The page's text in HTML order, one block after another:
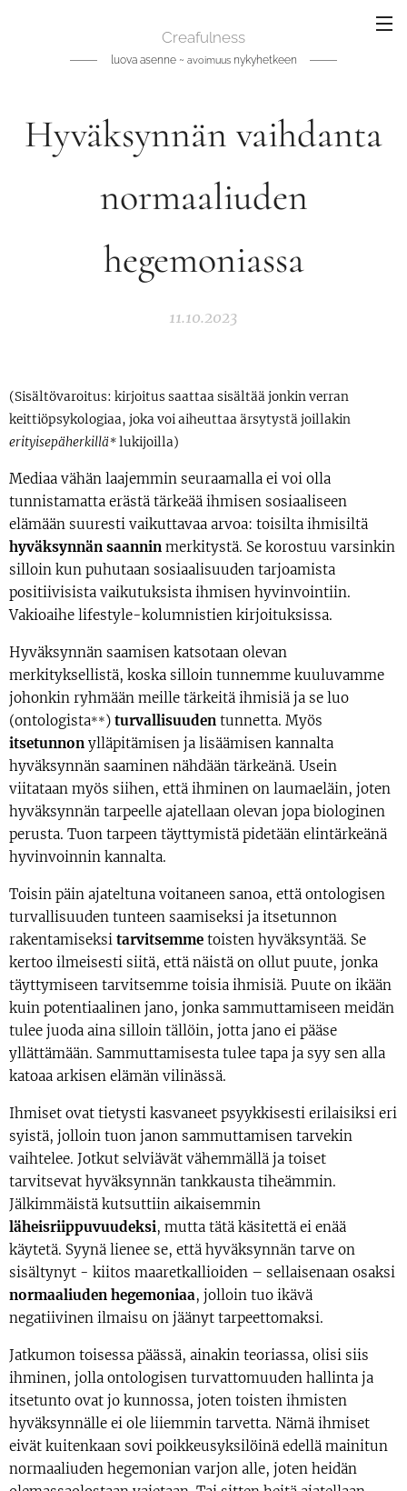
Creafulness
luova asenne ~ avoimuusnykyhetkeen
Hyväksynnän vaihdanta
normaaliuden
hegemoniassa
11.10.2023
(Sisältövaroitus: kirjoitus saattaa sisältää jonkin verran
keittiöpsykologiaa, joka voi aiheuttaa ärsytystä joillakin
erityisepäherkillä* lukijoilla)
Mediaa vähän laajemmin seuraamalla ei voi olla
tunnistamatta erästä tärkeää ihmisen sosiaaliseen
elämään suuresti vaikuttavaa arvoa: toisilta ihmisiltä
hyväksynnän saannin merkitystä. Se korostuu varsinkin
silloin kun puhutaan sosiaalisuuden tarjoamista
positiivisista vaikutuksista ihmisen hyvinvointiin.
Vakioaihe lifestyle-kolumnistien kirjoituksissa.
Hyväksynnän saamisen katsotaan olevan
merkityksellistä, koska silloin tunnemme kuuluvamme
johonkin ryhmään meille tärkeitä ihmisiä ja se luo
(ontologista**) turvallisuuden tunnetta. Myös
itsetunnon ylläpitämisen ja lisäämisen kannalta
hyväksynnän saaminen nähdään tärkeänä. Usein
viitataan myös siihen, että ihminen on laumaeläin, joten
hyväksynnän tarpeelle ajatellaan olevan jopa biologinen
perusta. Tuon tarpeen täyttymistä pidetään elintärkeänä
hyvinvoinnin kannalta.
Toisin päin ajateltuna voitaneen sanoa, että ontologisen
turvallisuuden tunteen saamiseksi ja itsetunnon
rakentamiseksi tarvitsemme toisten hyväksyntää. Se
kertoo ilmeisesti siitä, että näistä on ollut puute, jonka
täyttymiseen tarvitsemme toisia ihmisiä. Puute on ikään
kuin potentiaalinen jano, jonka sammuttamiseen meidän
tulee juoda aina silloin tällöin, jotta jano ei pääse
yllättämään. Sammuttamisesta tulee tapa ja syy sen alla
katoaa arkisen elämän vilinässä.
Ihmiset ovat tietysti kasvaneet psyykkisesti erilaisiksi eri
syistä, jolloin tuon janon sammuttamisen tarvekin
vaihtelee. Jotkut selviävät vähemmällä ja toiset
tarvitsevat hyväksynnän tankkausta tiheämmin.
Jälkimmäistä kutsuttiin aikaisemmin
läheisriippuvuudeksi, mutta tätä käsitettä ei enää
käytetä. Syynä lienee se, että hyväksynnän tarve on
sisältynyt - kiitos maaretkallioiden – sellaisenaan osaksi
normaaliuden hegemoniaa, jolloin tuo ikävä
negatiivinen ilmaisu on jäänyt tarpeettomaksi.
Jatkumon toisessa päässä, ainakin teoriassa, olisi siis
ihminen, jolla ontologisen turvattomuuden hallinta ja
itsetunto ovat jo kunnossa, joten toisten ihmisten
hyväksynnälle ei ole liiemmin tarvetta. Nämä ihmiset
eivät kuitenkaan sovi poikkeusyksilöinä edellä mainitun
normaaliuden hegemonian varjon alle, joten heidän